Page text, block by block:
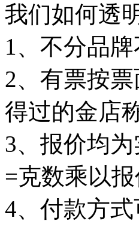
我们如何透
1、不分品
2、有票按
得过的金店
3、报价均
=克数乘以报
4、付款方